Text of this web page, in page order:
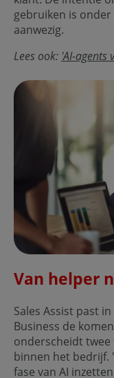
gebruiken is
aanwezig.
Lees ook: 'AI-agents
Van helper
Sales Assist past
Business de
onderscheidt twee
binnen het bedrijf.
fase van AI